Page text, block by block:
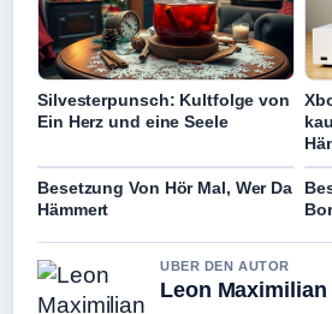
Silvesterpunsch: Kultfolge von
Ein Herz und eine Seele
Besetzung Von Hör Mal, Wer Da
Hämmert
UBER DEN AUTOR
Leon